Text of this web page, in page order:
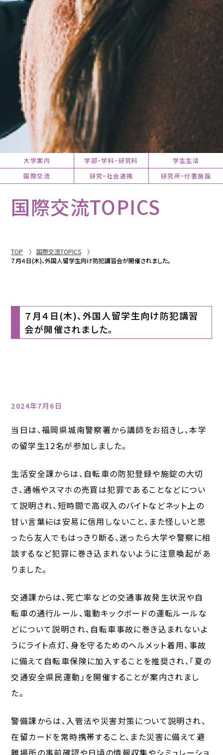
大学案内 学部・学科・研究科
学生生活
国際交流
研究・社会連携 研究所・付置施設
国際交流TOPICS
TOP
国際交流TOPICS
７月４日(木)、外国人留学生向け防犯講習会が開催されました。
７月４日(木)、外国人留学生向け防犯講習
会が開催されました。
2024年7月6日
当日は、福岡県城南警察署から講師をお招きし、本学
の留学生12名が参加しました。
生活安全課からは、自転車の防犯登録や施錠の大切
さ、通帳やスマホの売買は犯罪であることなどについ
て説明され、短時間で高収入のバイトなどネット上の
甘い言葉には安易に信用しないこと、また怪しいと思
ったら友人でもはっきり断る、迷ったら大学や警察に相
談するなど犯罪に巻き込まれないように注意喚起があ
りました。
交通課からは、死亡率などの交通事故発生状況や自
転車の通行ルール、電動キックボードの運転ルールな
どについて説明され、自転車事故に巻き込まれないよ
うにライト点灯、身を守るためのヘルメット着用、事故
に備えて自転車保険に加入することを推奨され、「夏の
交通安全県民運動」を開催することが案内されまし
た。
警備課からは、入管法や災害対策について説明され、
在留カードを常時携帯すること、また災害に備えて避